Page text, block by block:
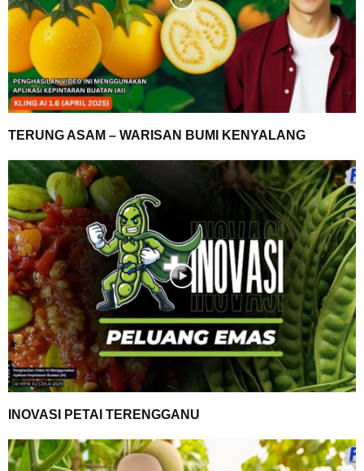
TERUNG ASAM – WARISAN BUMI KENYALANG
INOVASI PETAI TERENGGANU